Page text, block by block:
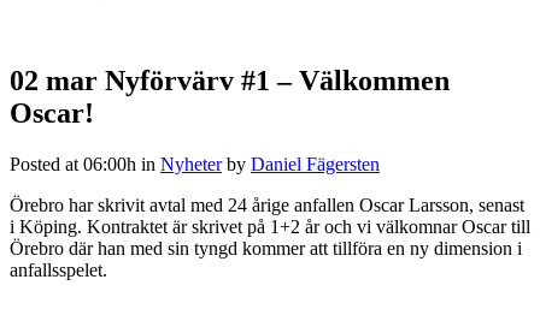
02 mar Nyförvärv #1 – Välkommen
Oscar!
Posted at 06:00h in Nyheter by Daniel Fägersten
Örebro har skrivit avtal med 24 årige anfallen Oscar Larsson, senast
i Köping. Kontraktet är skrivet på 1+2 år och vi välkomnar Oscar till
Örebro där han med sin tyngd kommer att tillföra en ny dimension i
anfallsspelet.